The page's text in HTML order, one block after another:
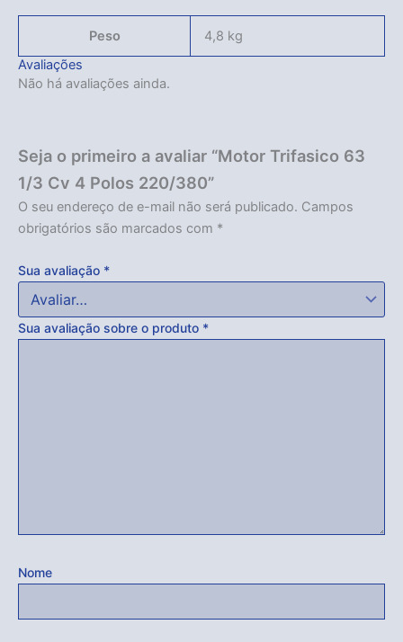
Peso
4,8 kg
Avaliações
Não há avaliações ainda.
Seja o primeiro a avaliar “Motor Trifasico 63
1/3 Cv 4 Polos 220/380”
O seu endereço de e-mail não será publicado. Campos
obrigatórios são marcados com *
Sua avaliação *
Sua avaliação sobre o produto *
Nome